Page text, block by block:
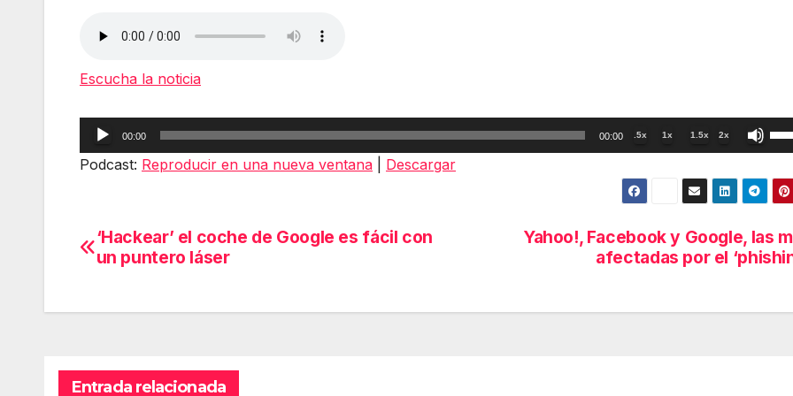
Escucha la noticia
Reproductor
de
00:00 00:00 .5x 1x 1.5x 2x
las
de
Podcast: Reproducir en una nueva ventana Descargar
Navegación
entradas
Yahoo!, Facebook y Google, las
afectadas por el
‘Hackear’ el coche de Google es fácil con
un puntero láser
Entrada relacionada